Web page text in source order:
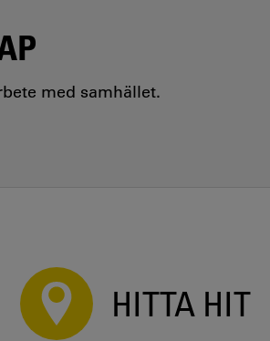
med samhället.
HITTA HIT